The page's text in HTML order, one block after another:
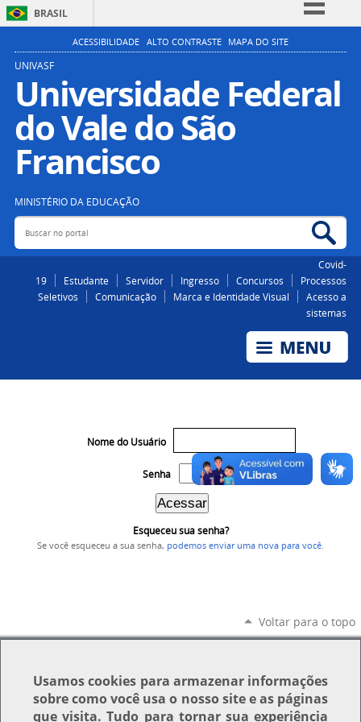
BRASIL
Simplifique!
Participe
Acesso à informação
Legislação
ACESSIBILIDADE ALTO CONTRASTE MAPA DO SITE
UNIVASF
Universidade Federal
do Vale do São
Francisco
MINISTÉRIO DA EDUCAÇÃO
Buscar no portal
Covid-
19
Estudante Servidor Ingresso Concursos
Processos
Seletivos
Comunicação Marca e Identidade Visual
Acesso a
sistemas
Nome do Usuário
Senha
Esqueceu sua senha?
Se você esqueceu a sua senha, podemos enviar uma nova para você
Voltar para o topo
Usamoscookies para armazenar informações
sobre como você usa o nosso site e as páginas
que visita. Tudo para tornar sua experiência